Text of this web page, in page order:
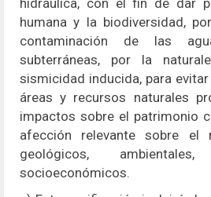
hidráulica, con el fin de dar
humana y la biodiversidad,
contaminación de las
subterráneas, por la
sismicidad inducida, para
áreas y recursos naturales
impactos sobre el patrimonio
afección relevante sobre el
geológicos,
socioeconómicos.